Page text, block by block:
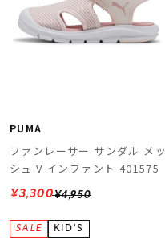
PUMA
ファンレーサー サンダル メッ
シュ V インファント 401575
¥4,950
¥3,300